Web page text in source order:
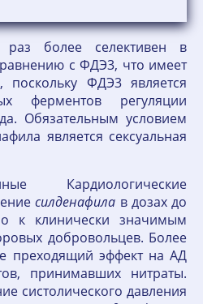
более селективен в
с ФДЭ3, что имеет
поскольку ФДЭ3 является
ферментов регуляции
Обязательным условием
является сексуальная
Кардиологические
силденафила в дозах до
к клинически значимым
добровольцев. Более
преходящий эффект на АД
принимавших нитраты.
систолического давления